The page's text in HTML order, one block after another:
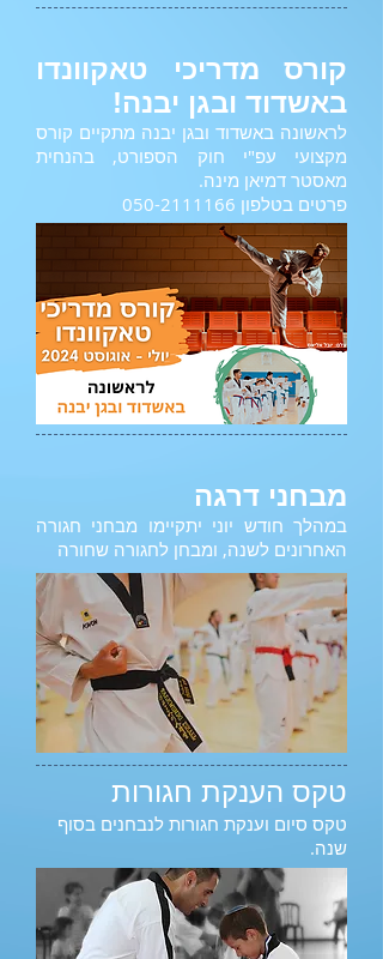
קורס מדריכי טאקוונדו
באשדוד ובגן יבנה!
לראשונה באשדוד ובגן יבנה מתקיים קורס
מקצועי עפ"י חוק הספורט, בהנחית
מאסטר דמיאן מינה.
פרטים בטלפון 050-2111166
מבחני דרגה
במהלך חודש יוני יתקיימו מבחני חגורה
האחרונים לשנה, ומבחן לחגורה שחורה
טקס הענקת חגורות
טקס סיום וענקת חגורות לנבחנים בסוף
שנה.